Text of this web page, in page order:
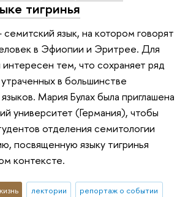
тигринья
семитский язык, на котором говорят
в Эфиопии и Эритрее. Для
тем, что сохраняет ряд
в большинстве
Мария Булах была приглашена
университет (Германия), чтобы
отделения семитологии
посвященную языку тигринья
контексте.
лектории
репортаж о событии